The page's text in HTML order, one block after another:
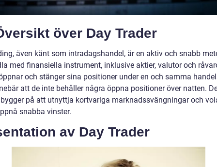
över Day Trader
även känt som intradagshandel, är en aktiv och snabb
med finansiella instrument, inklusive aktier, valutor och
och stänger sina positioner under en och samma
att de inte behåller några öppna positioner över natten.
på att utnyttja kortvariga marknadssvängningar och
snabba vinster.
av Day Trader